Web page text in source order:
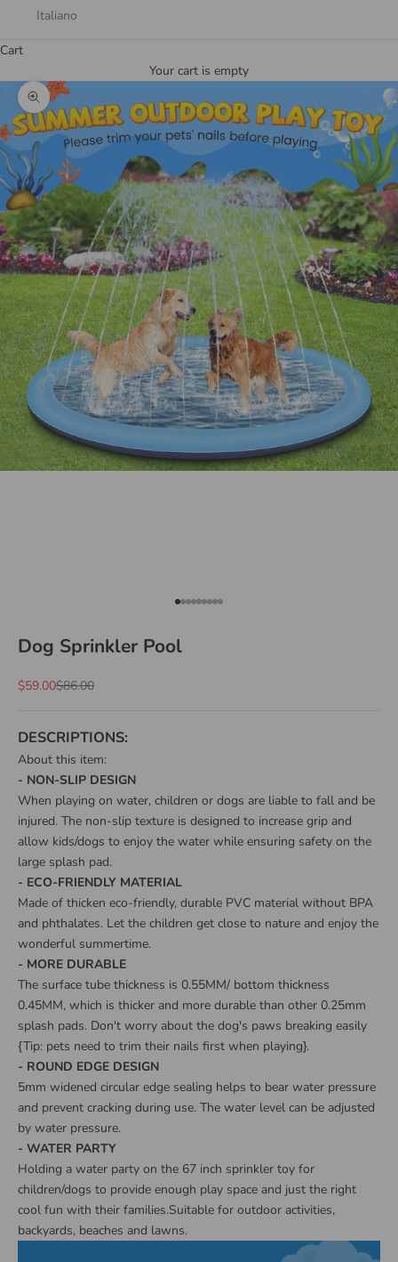
Italiano
Cart
Your cart is empty
Zoom picture
Go to item 1
Go to item 2
Go to item 3
Go to item 4
Go to item 5
Go to item 6
Go to item 7
Go to item 8
Go to item 9
Dog Sprinkler Pool
Sale price
$59.00Regular price
$86.00
DESCRIPTIONS:
About this item:
- NON-SLIP DESIGN
When playing on water, children or dogs are liable to fall and be
injured. The non-slip texture is designed to increase grip and
allow kids/dogs to enjoy the water while ensuring safety on the
large splash pad.
- ECO-FRIENDLY MATERIAL
Made of thicken eco-friendly, durable PVC material without BPA
and phthalates. Let the children get close to nature and enjoy the
wonderful summertime.
- MORE DURABLE
The surface tube thickness is 0.55MM/ bottom thickness
0.45MM, which is thicker and more durable than other 0.25mm
splash pads. Don't worry about the dog's paws breaking easily
{Tip: pets need to trim their nails first when playing}.
- ROUND EDGE DESIGN
5mm widened circular edge sealing helps to bear water pressure
and prevent cracking during use. The water level can be adjusted
by water pressure.
- WATER PARTY
Holding a water party on the 67 inch sprinkler toy for
children/dogs to provide enough play space and just the right
cool fun with their families.Suitable for outdoor activities,
backyards, beaches and lawns.